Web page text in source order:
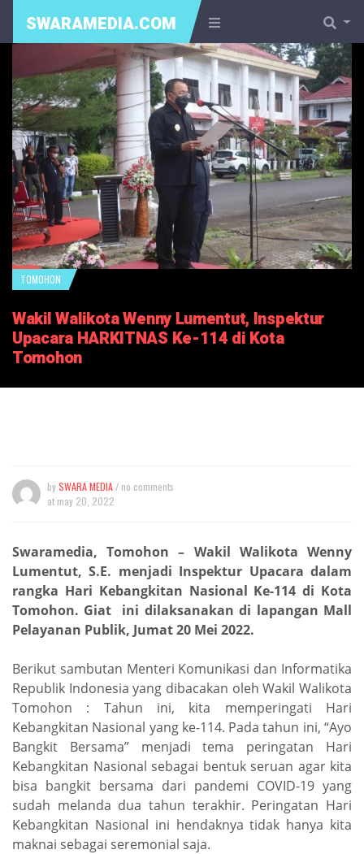
SWARAMEDIA.COM
TOMOHON
Wakil Walikota Wenny Lumentut, Inspektur
Upacara HARKITNAS Ke-114 di Kota
Tomohon
bySWARA MEDIA / no comments
at may 20, 2022
Swaramedia, Tomohon – Wakil Walikota Wenny
Lumentut, S.E. menjadi Inspektur Upacara dalam
rangka Hari Kebangkitan Nasional Ke-114 di Kota
Tomohon. Giat ini dilaksanakan di lapangan Mall
Pelayanan Publik, Jumat 20 Mei 2022.
Berikut sambutan Menteri Komunikasi dan Informatika
Republik Indonesia yang dibacakan oleh Wakil Walikota
Tomohon : Tahun ini, kita memperingati Hari
Kebangkitan Nasional yang ke-114. Pada tahun ini, “Ayo
Bangkit Bersama” menjadi tema peringatan Hari
Kebangkitan Nasional sebagai bentuk seruan agar kita
bisa bangkit bersama dari pandemi COVID-19 yang
sudah melanda dua tahun terakhir. Peringatan Hari
Kebangkitan Nasional ini hendaknya tidak hanya kita
maknai sebagai seremonial saja.